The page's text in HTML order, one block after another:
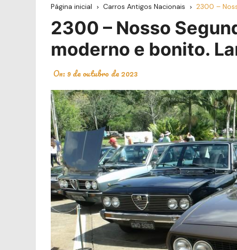
Página inicial Carros Antigos Nacionais 2300 –
2300 – Nosso
moderno e bonito.
On:9 de outubro de 2023